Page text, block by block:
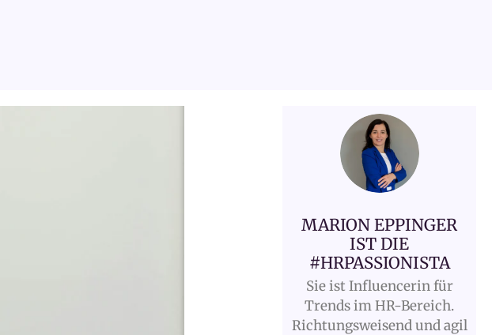
MARION EPPINGER
IST DIE
#HRPASSIONISTA
Sie ist Influencerin für
Trends im HR-Bereich.
Richtungsweisend und agil